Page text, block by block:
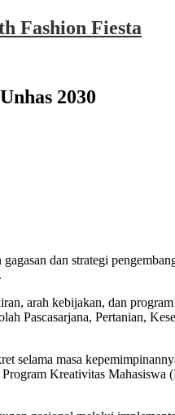
Fashion Fiesta
2030
dan strategi
arah kebijakan, dan
Pascasarjana, Pertanian,
selama masa
Kreativitas Mahasiswa